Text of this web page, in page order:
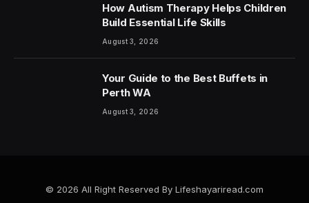
How Autism Therapy Helps Children
Build Essential Life Skills
August 3, 2026
Your Guide to the Best Buffets in
Perth WA
August 3, 2026
© 2026 All Right Reserved By Lifeshayariread.com